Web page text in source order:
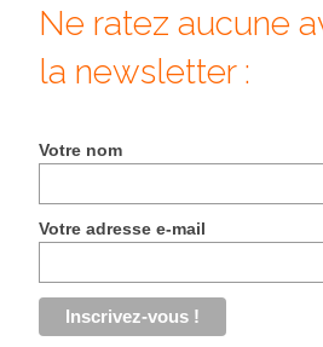
Cameron Highlands
Penang
Ne ratez aucune
la newsletter :
Votre nom
Votre adresse e-mail